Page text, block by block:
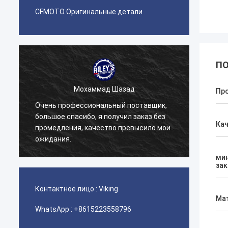
CFMOTO Оригинальные детали
Мохаммад Шазад
Очень профессиональный поставщик,
большое спасибо, я получил заказ без
промедления, качество превысило мои
ожидания.
Наша
Контактное лицо : Viking
WhatsApp : +8615223558796